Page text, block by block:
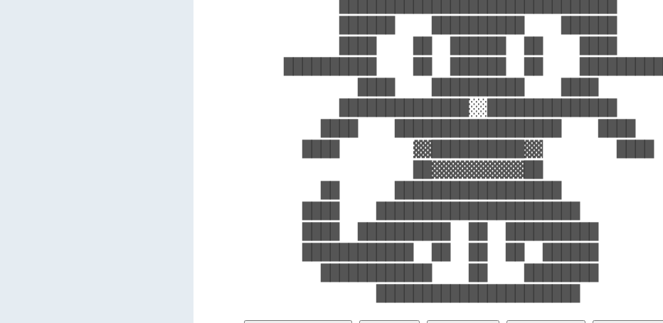
      ██████████████░░██████████████
  ████        ▓▓██████████▓▓        ████
              ██▓▓▓▓▓▓▓▓▓▓██